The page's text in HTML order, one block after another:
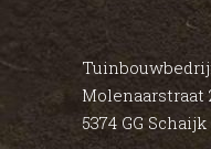
Molenaarstraat
5374 GG Schaijk